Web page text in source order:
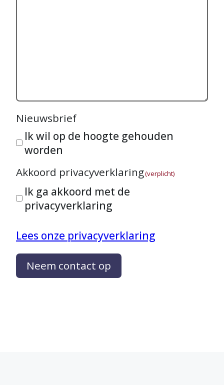
Nieuwsbrief
Ik wil op de hoogte gehouden
worden
Akkoord privacyverklaring(verplicht)
Ik ga akkoord met de
privacyverklaring
Lees onze privacyverklaring
Neem contact op